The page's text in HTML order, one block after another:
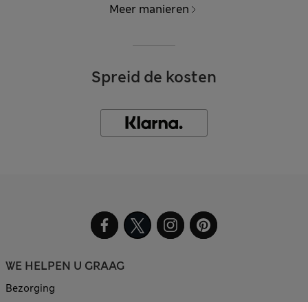
Meer manieren
Spreid de kosten
WE HELPEN U GRAAG
Bezorging